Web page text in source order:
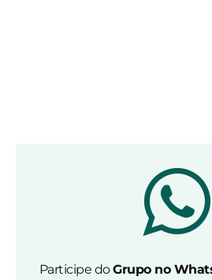
Participe doGrupo no